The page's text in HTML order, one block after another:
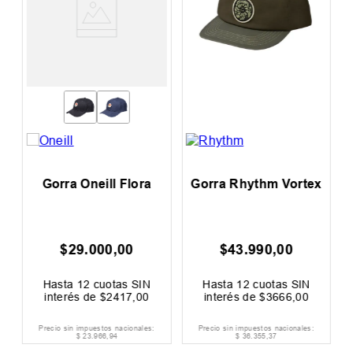
Gorra Oneill Flora
$29.000,00
Hasta 12 cuotas SIN
interés de $2417 00
Precio sin impuestos nacionales:
$ 23.966,94
Gorra Rhythm Vortex
$43.990,00
Hasta 12 cuotas SIN
interés de$3666 ,00
Precio sin impuestos nacionales:
$ 36.355,37